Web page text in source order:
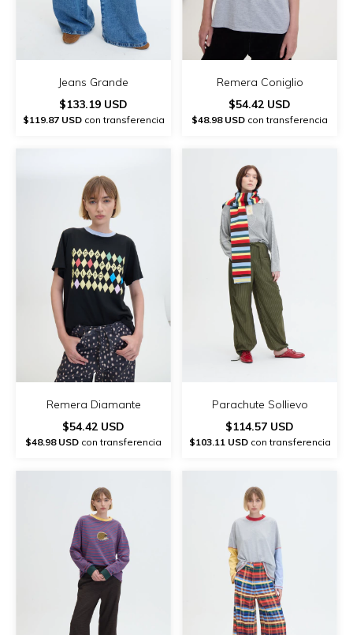
Jeans Grande
$133.19 USD
$119.87 USDcon transferencia
Remera Coniglio
$54.42 USD
$48.98 USD con transferencia
Remera Diamante
$54.42 USD
$48.98 USD con transferencia
Parachute Sollievo
$114.57 USD
$103.11 USDcon transferencia